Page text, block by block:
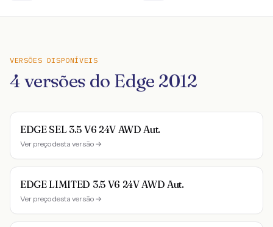
VERSÕES DISPONÍVEIS
4versões do Edge 2012
EDGE SEL 3.5 V6 24V AWD Aut.
Ver preço desta versão →
EDGE LIMITED 3.5 V6 24V AWD Aut.
Ver preço desta versão →